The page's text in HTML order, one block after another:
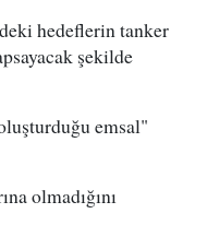
hedeflerin tanker
şekilde
emsal"
olmadığını